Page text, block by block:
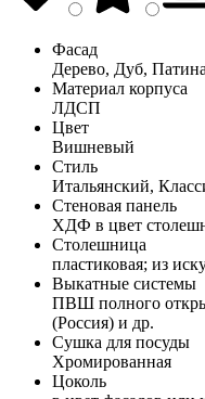
Фасад
Дерево, Дуб, Патина
Материал корпуса
ЛДСП
Цвет
Вишневый
Стиль
Итальянский,
Стеновая панель
ХДФ в цвет
Столешница
пластиковая; из
Выкатные системы
ПВШ полного
(Россия) и др.
Сушка для посуды
Хромированная
Цоколь